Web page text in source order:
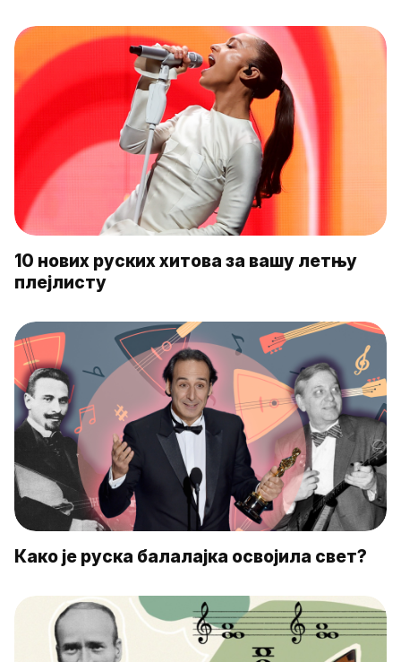
10 нових руских хитова за вашу летњу
плејлисту
Како је руска балалајка освојила свет?